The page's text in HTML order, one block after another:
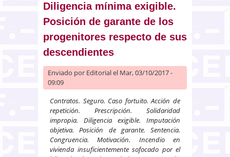
Diligencia mínima exigible.
Posición de garante de los
progenitores respecto de sus
descendientes
Enviado por Editorialel Mar, 03/10/2017 -
09:09
Contratos. Seguro. Caso fortuito. Acción de
repetición. Prescripción. Solidaridad
impropia. Diligencia exigible. Imputación
objetiva. Posición de garante. Sentencia.
Congruencia. Motivación. Incendio en
vivienda insuficientemente sofocado por el